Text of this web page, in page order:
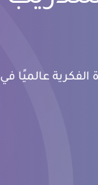
عالميًا في